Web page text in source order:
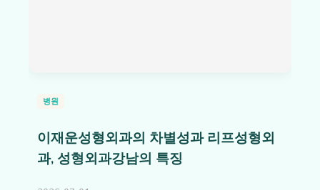
병원
이재운성형외과의 차별성과 리프성형외
과, 성형외과강남의 특징